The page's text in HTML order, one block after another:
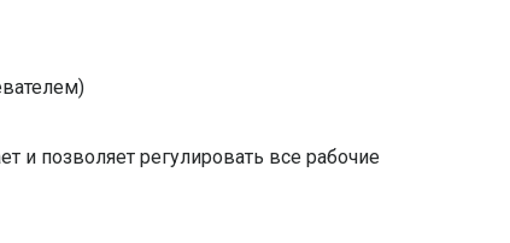
и позволяет регулировать все рабочие